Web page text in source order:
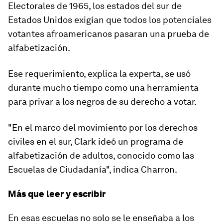
Electorales de 1965, los estados del sur de
Estados Unidos exigían que todos los potenciales
votantes afroamericanos pasaran una prueba de
alfabetización.
Ese requerimiento, explica la experta, se usó
durante mucho tiempo como una herramienta
para privar a los negros de su derecho a votar.
"En el marco del movimiento por los derechos
civiles en el sur, Clark ideó un programa de
alfabetización de adultos, conocido como las
Escuelas de Ciudadanía", indica Charron.
Más que leer y escribir
En esas escuelas no solo se le enseñaba a los